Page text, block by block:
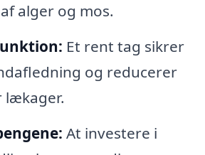
alger og mos.
Et rent tag sikrer
og reducerer
lækager.
At investere i